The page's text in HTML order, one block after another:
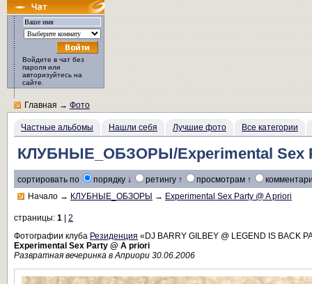
Войдите в чат без
пароля или
авторизуйтесь на
сайте.
Главная→Фото
Частные альбомы Нашли себя Лучшие фото Все категории
КЛУБНЫЕ_ОБЗОРЫ/Experimental Sex
сортировать по порядку ↓ ретингу ↑ просмотрам ↑
Начало → КЛУБНЫЕ_ОБЗОРЫ → Experimental Sex Party @ A priori
страницы: 1
2
Фотографии клуба Резиденция «DJ BARRY GILBEY @ LEGEND IS BACK
Experimental Sex Party @ A priori
Развратная вечеринка в Априори 30.06.2006